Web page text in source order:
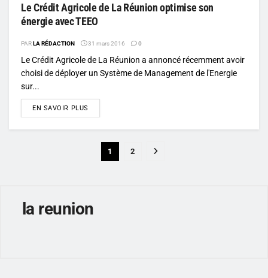
Le Crédit Agricole de La Réunion optimise son
énergie avec TEEO
PARLA RÉDACTION 31 mars 2016 0
Le Crédit Agricole de La Réunion a annoncé récemment avoir
choisi de déployer un Système de Management de l'Energie
sur...
EN SAVOIR PLUS
1 2
la reunion